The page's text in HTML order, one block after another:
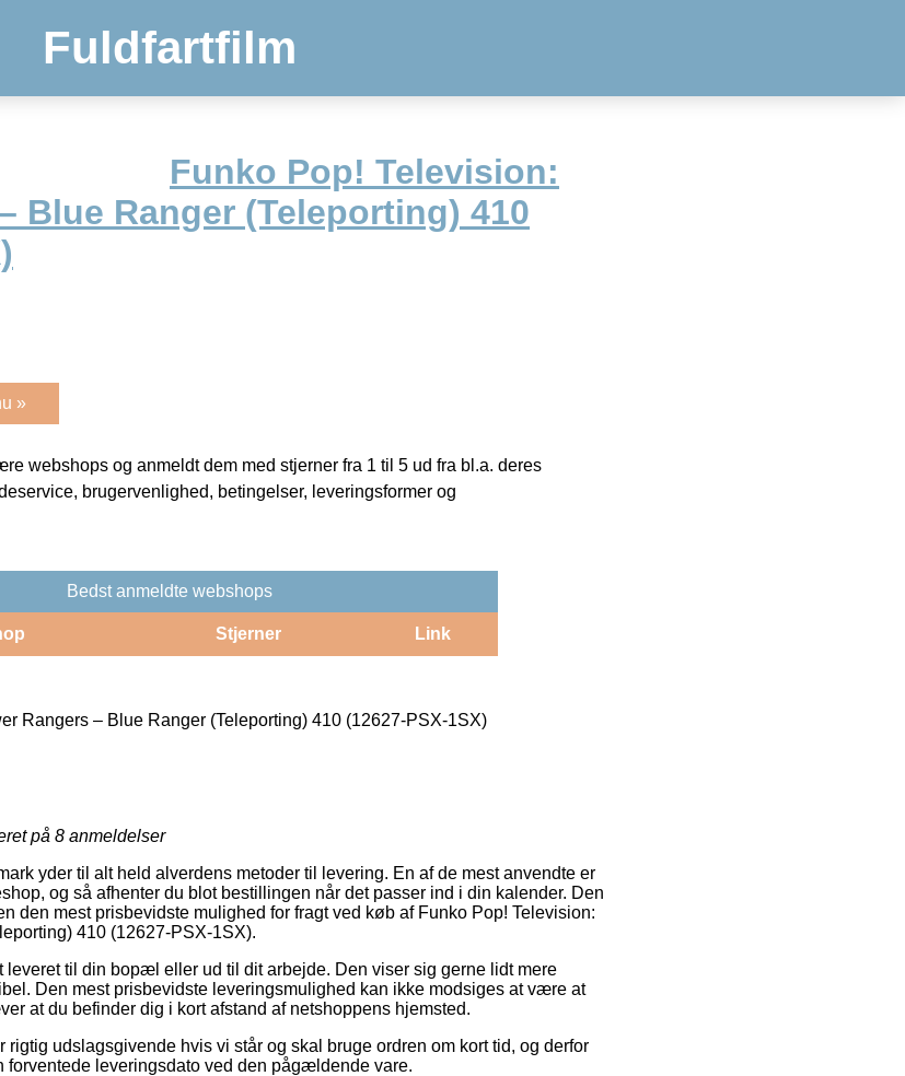
Fuldfartfilm
Funko Pop! Television:
Blue Ranger (Teleporting) 410
»
webshops og anmeldt dem med stjerner fra 1 til 5 ud fra bl.a. deres
brugervenlighed, betingelser, leveringsformer og
Bedst anmeldte webshops
Stjerner Link
Rangers – Blue Ranger (Teleporting) 410 (12627-PSX-1SX)
på 8 anmeldelser
yder til alt held alverdens metoder til levering. En af de mest anvendte er
og så afhenter du blot bestillingen når det passer ind i din kalender. Den
den mest prisbevidste mulighed for fragt ved køb af Funko Pop! Television:
410 (12627-PSX-1SX).
til din bopæl eller ud til dit arbejde. Den viser sig gerne lidt mere
Den mest prisbevidste leveringsmulighed kan ikke modsiges at være at
at du befinder dig i kort afstand af netshoppens hjemsted.
udslagsgivende hvis vi står og skal bruge ordren om kort tid, og derfor
forventede leveringsdato ved den pågældende vare.